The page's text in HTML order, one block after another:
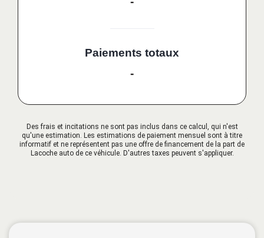
Paiements totaux
-
Des frais et incitations ne sont pas inclus dans ce calcul, qui n'est
qu'une estimation. Les estimations de paiement mensuel sont à titre
informatif et ne représentent pas une offre de financement de la part de
Lacoche auto de ce véhicule. D'autres taxes peuvent s'appliquer.